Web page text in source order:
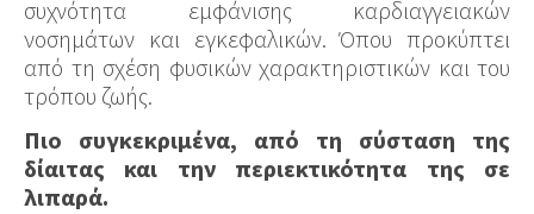
συχνότητα εμφάνισης καρδιαγγειακών
νοσημάτων και εγκεφαλικών. Όπου προκύπτει
από τη σχέση φυσικών χαρακτηριστικών και του
τρόπου ζωής.
Πιο συγκεκριμένα, από τη σύσταση της
δίαιτας και την περιεκτικότητα της σε
λιπαρά.